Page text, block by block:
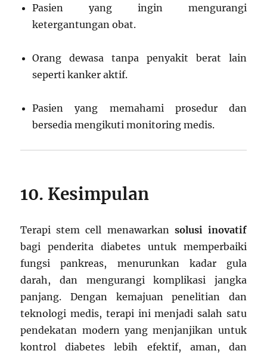
Pasien yang ingin mengurangi
ketergantungan obat.
Orang dewasa tanpa penyakit berat lain
seperti kanker aktif.
Pasien yang memahami prosedur dan
bersedia mengikuti monitoring medis.
10. Kesimpulan
Terapi stem cell menawarkan solusi inovatif
bagi penderita diabetes untuk memperbaiki
fungsi pankreas, menurunkan kadar gula
darah, dan mengurangi komplikasi jangka
panjang. Dengan kemajuan penelitian dan
teknologi medis, terapi ini menjadi salah satu
pendekatan modern yang menjanjikan untuk
kontrol diabetes lebih efektif, aman, dan